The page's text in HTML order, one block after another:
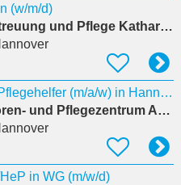
(w/m/d)
Zentrum für Betreuung und Pflege Katharinenhof
Pflegeassistent Pflegehelfer (m/a/w) in Hannover
Maternus Senioren- und Pflegezentrum Am Steuerndieb GmbH
in WG (m/w/d)